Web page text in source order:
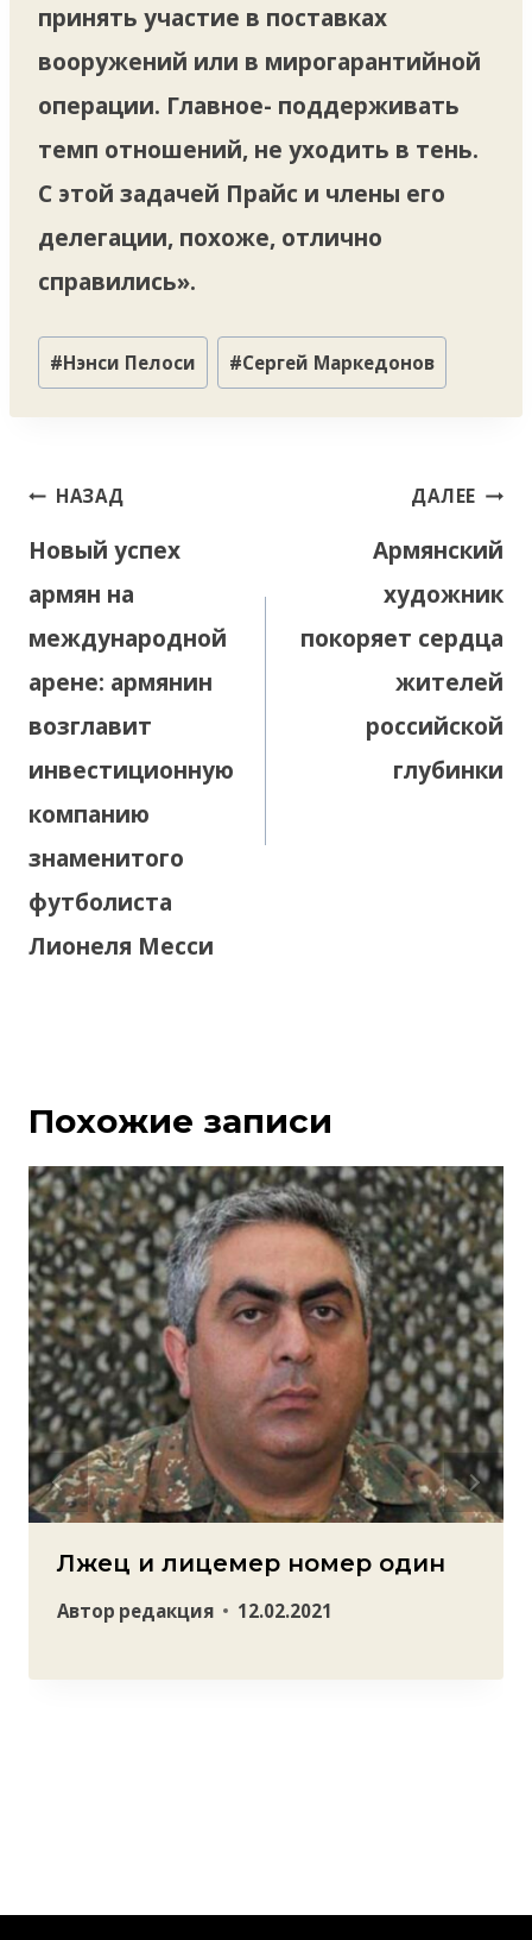
принять участие в поставках
вооружений или в мирогарантийной
операции. Главное- поддерживать
темп отношений, не уходить в тень.
С этой задачей Прайс и члены его
делегации, похоже, отлично
справились».
Метки
записи:
#Нэнси Пелоси #Сергей Маркедонов
Навигация
записям
НАЗАД
Новый успех
армян на
международной
арене: армянин
возглавит
инвестиционную
компанию
знаменитого
футболиста
Лионеля Месси
ДАЛЕЕ
Армянский
художник
покоряет сердца
жителей
российской
глубинки
Похожие записи
Лжец и лицемер номер один
Автор редакция 12.02.2021